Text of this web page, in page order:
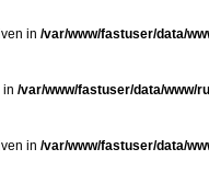
in /var/www/fastuser/data/
in /var/www/fastuser/data/www/
in /var/www/fastuser/data/